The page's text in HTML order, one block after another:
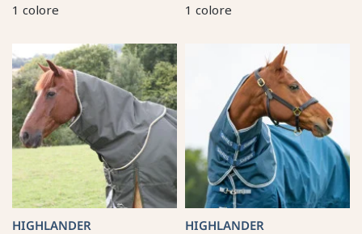
1 colore
1 colore
HIGHLANDER HIGHLANDER